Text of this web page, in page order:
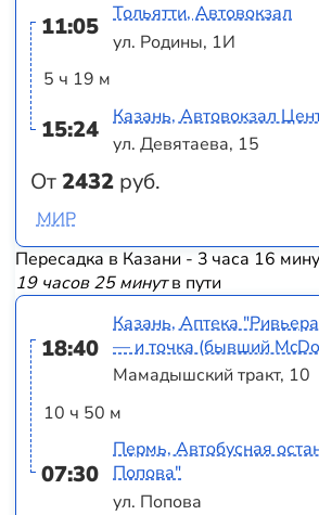
11:05
5 ч 19 м
15:24
От2432 руб.
Тольятти, Автовокзал
ул. Родины, 1И
Казань, Автовокзал
ул. Девятаева, 15
МИР
Пересадка в Казани - 3 часа 16
19 часов 25 минутв пути
18:40
10 ч 50 м
07:30
Казань, Аптека
— и точка (бывший
Мамадышский тракт, 10
Пермь, Автобусная
Попова"
ул. Попова